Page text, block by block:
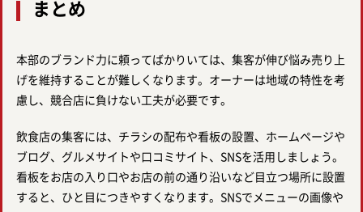
まとめ
本部のブランド力に頼ってばかりいては、集客が伸び悩み売り上
げを維持することが難しくなります。オーナーは地域の特性を考
慮し、競合店に負けない工夫が必要です。
飲食店の集客には、チラシの配布や看板の設置、ホームページや
ブログ、グルメサイトや口コミサイト、SNSを活用しましょう。
看板をお店の入り口やお店の前の通り沿いなど目立つ場所に設置
すると、ひと目につきやすくなります。SNSでメニューの画像や